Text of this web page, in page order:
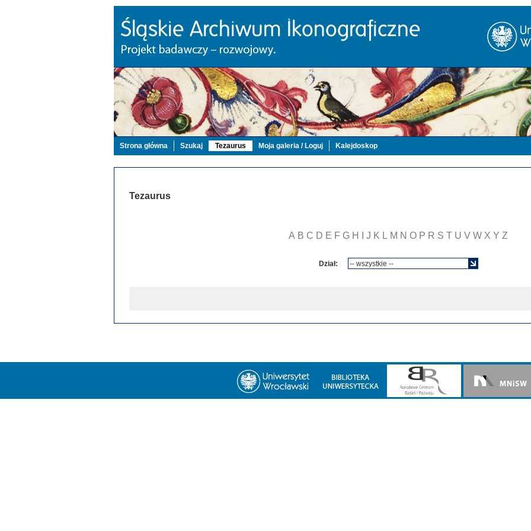
Strona główna Szukaj Tezaurus Moja galeria / Loguj Kalejdoskop
Tezaurus
A B C D E F G H J K L M N O P R S T U V W X Y Z
Dział: